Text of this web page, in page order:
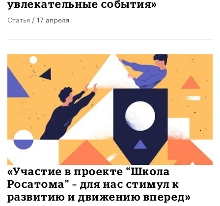
увлекательные события»
Статья / 17 апреля
«Участие в проекте “Школа
Росатома” – для нас стимул к
развитию и движению вперед»